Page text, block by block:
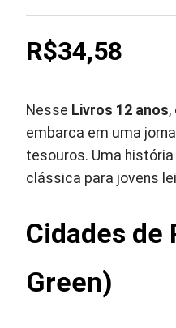
R$34,58
Nesse Livros 12 anos,
embarca em uma
tesouros. Uma
clássica para jovens
Cidades de
Green)